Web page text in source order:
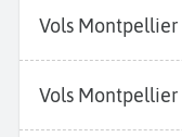
Vols
Vols Montpellier